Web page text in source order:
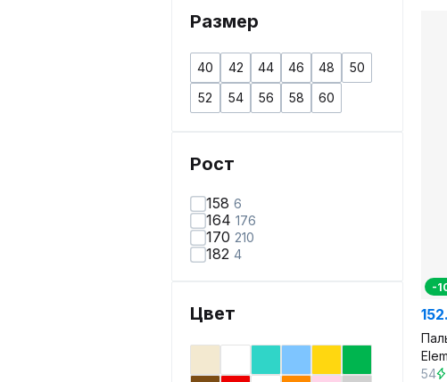
Размер
40 42 44 46 48
50
52
54 56 58 60
Рост
158 6
164 176
170 210
182 4
Цвет
-
54